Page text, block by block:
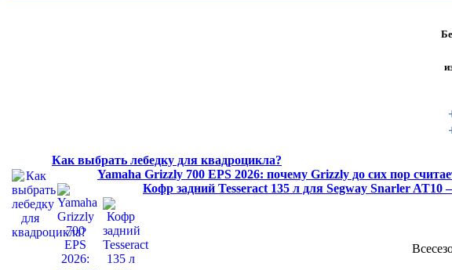
Как выбрать лебедку для квадроцикла?
Yamaha Grizzly 700 EPS 2026: почему Grizzly до сих пор
Кофр задний Tesseract 135 л для Segway Snarler